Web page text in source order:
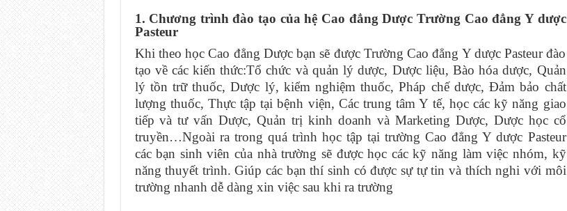
1. Chương trình đào tạo của hệ Cao đẳng Dược Trường Cao đẳng Y dược
Pasteur
Khi theo học Cao đẳng Dược bạn sẽ được Trường Cao đẳng Y dược Pasteur đào
tạo về các kiến thức:Tổ chức và quản lý dược, Dược liệu, Bào hóa dược, Quản
lý tồn trữ thuốc, Dược lý, kiểm nghiệm thuốc, Pháp chế dược, Đảm bảo chất
lượng thuốc, Thực tập tại bệnh viện, Các trung tâm Y tế, học các kỹ năng giao
tiếp và tư vấn Dược, Quản trị kinh doanh và Marketing Dược, Dược học cổ
truyền…Ngoài ra trong quá trình học tập tại trường Cao đẳng Y dược Pasteur
các bạn sinh viên của nhà trường sẽ được học các kỹ năng làm việc nhóm, kỹ
năng thuyết trình. Giúp các bạn thí sinh có được sự tự tin và thích nghi với môi
trường nhanh dễ dàng xin việc sau khi ra trường